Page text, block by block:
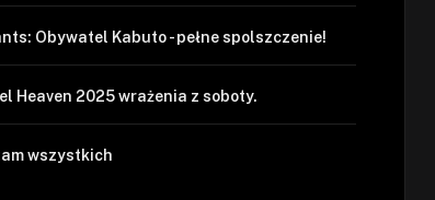
Obywatel Kabuto - pełne spolszczenie!
Heaven 2025 wrażenia z soboty.
wszystkich